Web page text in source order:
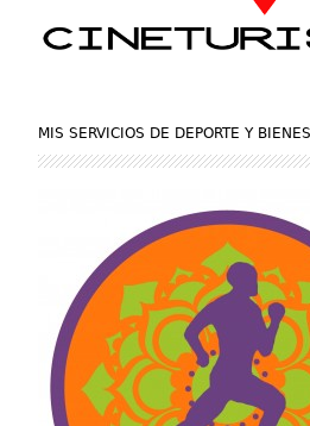
MIS SERVICIOS DE DEPORTE Y